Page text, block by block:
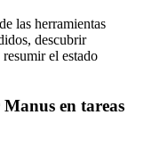
las herramientas
descubrir
el estado
en tareas